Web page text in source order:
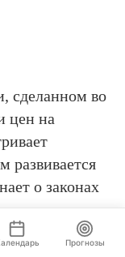
сделанном во
цен на
развивается
о законах
Прогнозы